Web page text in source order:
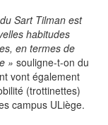
Sart Tilman est
habitudes
en termes de
» souligne-t-on du
vont également
(trottinettes)
campus ULiège.